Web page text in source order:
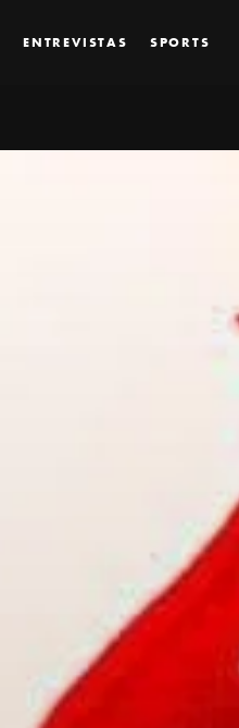
ENTREVISTAS SPORTS